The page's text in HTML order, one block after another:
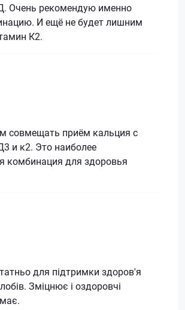
Очень рекомендую именно
И ещё не будет лишним
К2.
совмещать приём кальция с
и к2. Это наиболее
комбинация для здоровья
для підтримки здоров'я
Зміцнює і оздоровчі